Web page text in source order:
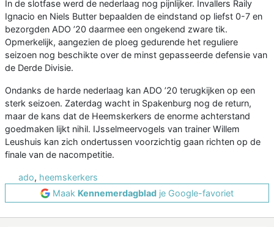
In de slotfase werd de nederlaag nog pijnlijker. Invallers Raily
Ignacio en Niels Butter bepaalden de eindstand op liefst 0-7 en
bezorgden ADO ’20 daarmee een ongekend zware tik.
Opmerkelijk, aangezien de ploeg gedurende het reguliere
seizoen nog beschikte over de minst gepasseerde defensie van
de Derde Divisie.
Ondanks de harde nederlaag kan ADO ’20 terugkijken op een
sterk seizoen. Zaterdag wacht in Spakenburg nog de return,
maar de kans dat de Heemskerkers de enorme achterstand
goedmaken lijkt nihil. IJsselmeervogels van trainer Willem
Leushuis kan zich ondertussen voorzichtig gaan richten op de
finale van de nacompetitie.
ado, heemskerkers
Maak Kennemerdagblad je Google-favoriet